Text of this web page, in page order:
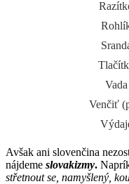
Vada
Venčiť
Avšak ani slovenčina
nájdeme slovakizmy.
střetnout se, namyšlený,